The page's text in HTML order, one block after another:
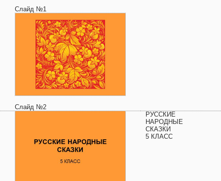
Слайд №1
Слайд №2
РУССКИЕ
НАРОДНЫЕ
СКАЗКИ
5 КЛАСС